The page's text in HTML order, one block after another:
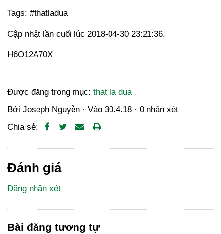
Tags: #thatladua
Cập nhật lần cuối lúc 2018-04-30 23:21:36.
H6O12A70X
Được đăng trong mục: that la dua
Bởi Joseph Nguyễn · Vào 30.4.18 · 0 nhận xét
Chia sẻ:
Đánh giá
Đăng nhận xét
Bài đăng tương tự